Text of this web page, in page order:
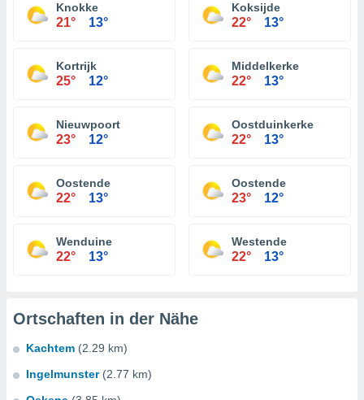
Knokke
21° 13°
Koksijde
22° 13°
Kortrijk
25° 12°
Middelkerke
22° 13°
Nieuwpoort
23° 12°
Oostduinkerke
22° 13°
Oostende
22° 13°
Oostende
23° 12°
Wenduine
22° 13°
Westende
22° 13°
Ortschaften in der Nähe
Kachtem (2.29 km)
Ingelmunster (2.77 km)